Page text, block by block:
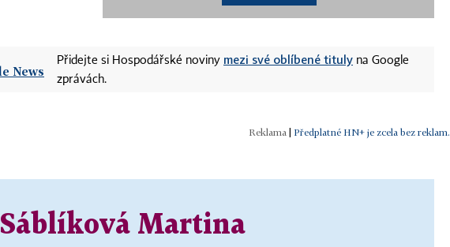
Přidejte si Hospodářské noviny mezi své oblíbené tituly na Google
zprávách.
| Předplatné HN+ je zcela bez reklam.
Sáblíková Martina